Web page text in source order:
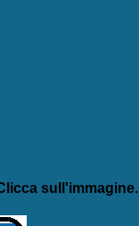
sull'immagine.